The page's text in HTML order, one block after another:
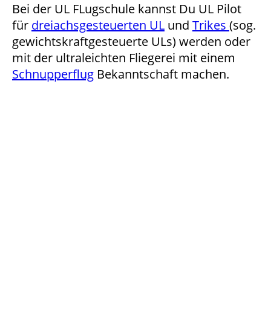
Bei der UL FLugschule kannst Du UL Pilot
für dreiachsgesteuerten UL und Trikes (sog.
gewichtskraftgesteuerte ULs) werden oder
mit der ultraleichten Fliegerei mit einem
Schnupperflug Bekanntschaft machen.